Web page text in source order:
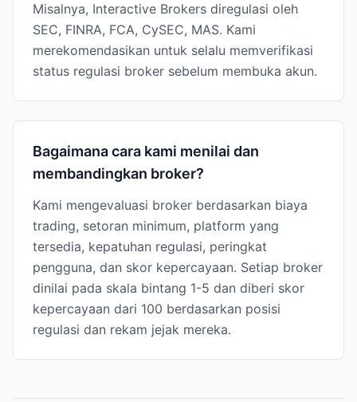
Misalnya, Interactive Brokers diregulasi oleh
SEC, FINRA, FCA, CySEC, MAS. Kami
merekomendasikan untuk selalu memverifikasi
status regulasi broker sebelum membuka akun.
Bagaimana cara kami menilai dan
membandingkan broker?
Kami mengevaluasi broker berdasarkan biaya
trading, setoran minimum, platform yang
tersedia, kepatuhan regulasi, peringkat
pengguna, dan skor kepercayaan. Setiap broker
dinilai pada skala bintang 1-5 dan diberi skor
kepercayaan dari 100 berdasarkan posisi
regulasi dan rekam jejak mereka.